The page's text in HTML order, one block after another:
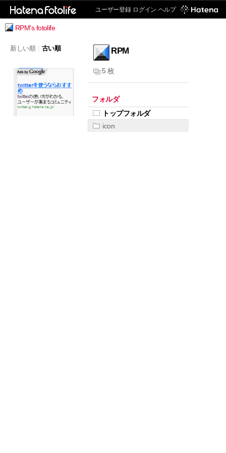
ユーザー登録 ログイン ヘルプ
RPM's fotolife
新しい順 古い順 RPM
5 枚
フォルダ
トップフォルダ
icon